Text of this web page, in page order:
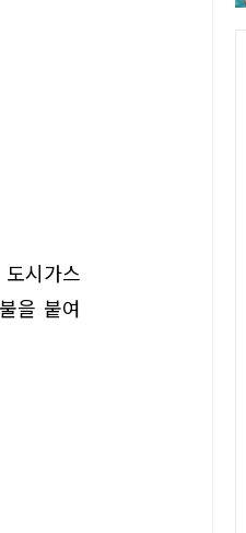
시가스
을 붙여